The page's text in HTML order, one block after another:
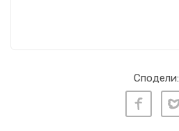
Сподели: